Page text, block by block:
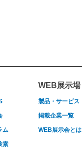
ム
索
WEB展示場
製品・サービス
掲載企業一覧
WEB展示会とは